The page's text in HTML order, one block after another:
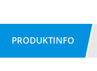
PRODUKTINFO